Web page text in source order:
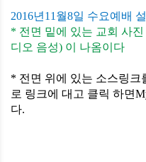
2016년 11 월8일 수요예배
* 전면 밑에 있는 교회 사진
디오 음성) 이 나옴이다
* 전면 위에 있는 소스링크
로 링크에 대고 클릭 하면
다.